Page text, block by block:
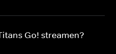
Go! streamen?